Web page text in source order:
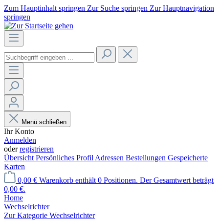
Zum Hauptinhalt springen Zur Suche springen Zur Hauptnavigation
springen
Menü schließen
Ihr Konto
Anmelden
oderregistrieren
Übersicht Persönliches Profil Adressen Bestellungen Gespeicherte
Karten
0,00 € Warenkorb enthält 0 Positionen. Der Gesamtwert beträgt
0,00 €.
Home
Wechselrichter
Zur Kategorie Wechselrichter